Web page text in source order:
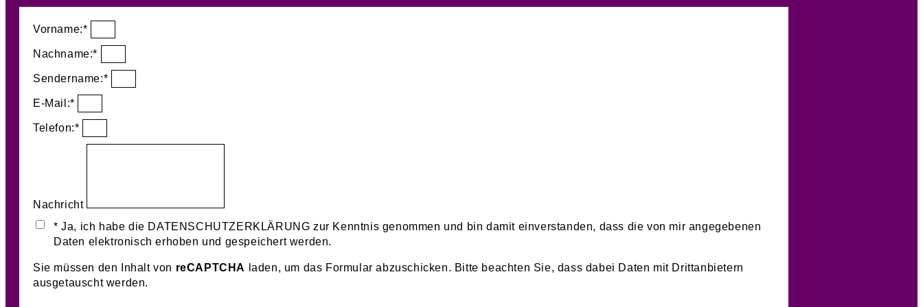
Vorname:*
Nachname:*
Sendername:*
E-Mail:*
Telefon:*
Nachricht
* Ja, ich habe die DATENSCHUTZERKLÄRUNG zur Kenntnis genommen und bin damit einverstanden, dass die von mir angegebenen
Daten elektronisch erhoben und gespeichert werden.
Sie müssen den Inhalt von reCAPTCHA
laden, um das Formular abzuschicken. Bitte beachten Sie, dass dabei Daten mit Drittanbietern
ausgetauscht werden.